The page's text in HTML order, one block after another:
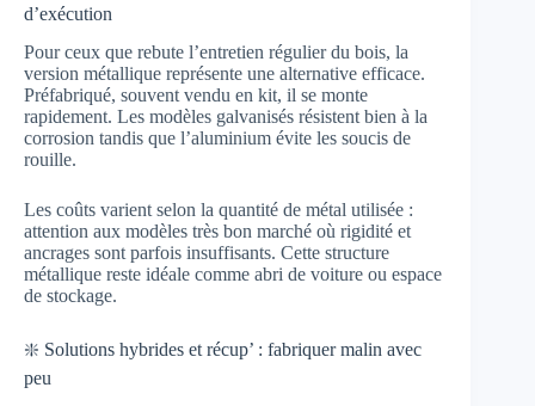
d’exécution
Pour ceux que rebute l’entretien régulier du bois, la
version métallique représente une alternative efficace.
Préfabriqué, souvent vendu en kit, il se monte
rapidement. Les modèles galvanisés résistent bien à la
corrosion tandis que l’aluminium évite les soucis de
rouille.
Les coûts varient selon la quantité de métal utilisée :
attention aux modèles très bon marché où rigidité et
ancrages sont parfois insuffisants. Cette structure
métallique reste idéale comme abri de voiture ou espace
de stockage.
❇️ Solutions hybrides et récup’ : fabriquer malin avec
peu